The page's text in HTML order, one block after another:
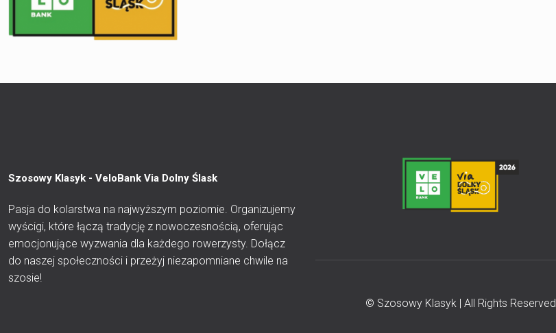
Szosowy Klasyk - VeloBank Via Dolny Ślask
Pasja do kolarstwa na najwyższym poziomie. Organizujemy
wyścigi, które łączą tradycję z nowoczesnością, oferując
emocjonujące wyzwania dla każdego rowerzysty. Dołącz
do naszej społeczności i przeżyj niezapomniane chwile na
szosie!
© Szosowy Klasyk | All Rights Reserved